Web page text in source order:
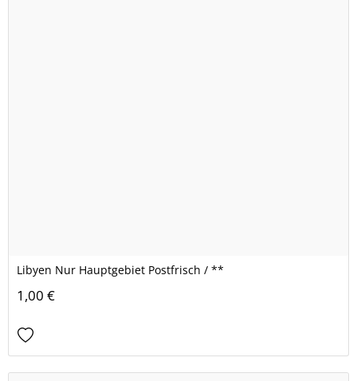
Libyen Nur Hauptgebiet Postfrisch / **
1,00 €